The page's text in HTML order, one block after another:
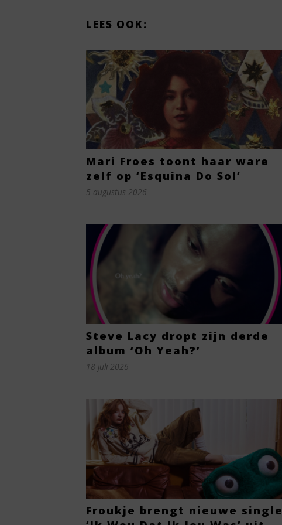
LEES OOK:
Mari Froes toont haar ware
zelf op ‘Esquina Do Sol’
5 augustus 2026
Steve Lacy dropt zijn derde
album ‘Oh Yeah?’
18 juli 2026
Froukje brengt nieuwe single